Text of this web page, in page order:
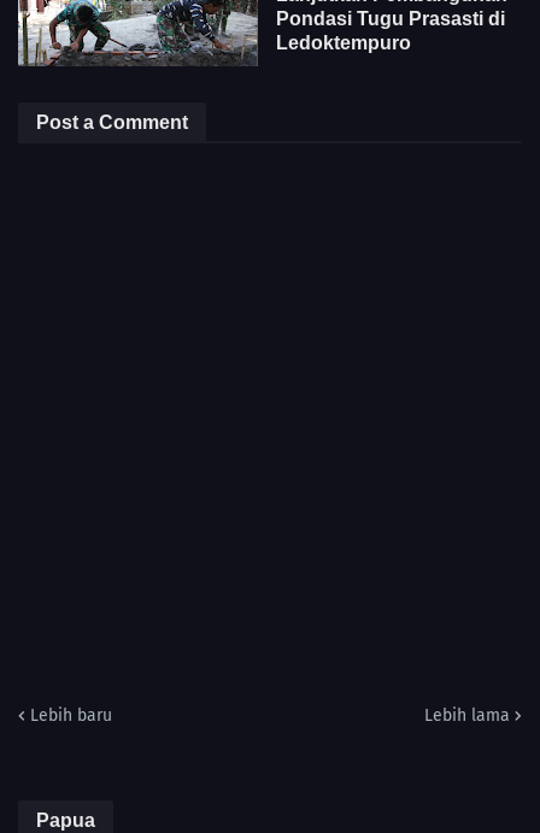
Pondasi Tugu Prasasti di
Ledoktempuro
Post a Comment
Lebih baru Lebih lama
Papua